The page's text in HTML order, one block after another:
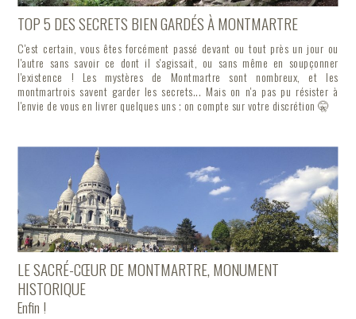
TOP 5 DES SECRETS BIEN GARDÉS À MONTMARTRE
C'est certain, vous êtes forcément passé devant ou tout près un jour ou
l'autre sans savoir ce dont il s'agissait, ou sans même en soupçonner
l'existence ! Les mystères de Montmartre sont nombreux, et les
montmartrois savent garder les secrets... Mais on n'a pas pu résister à
l'envie de vous en livrer quelques uns ; on compte sur votre discrétion 🤫
LE SACRÉ-CŒUR DE MONTMARTRE, MONUMENT
HISTORIQUE
Enfin !